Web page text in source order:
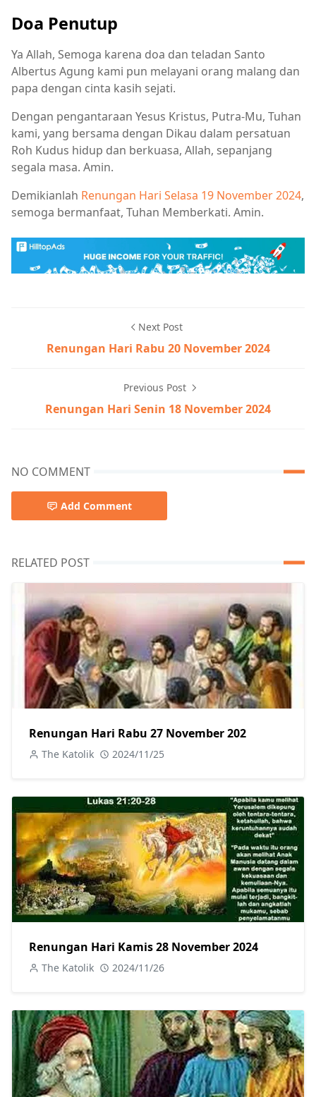
Doa Penutup
Ya Allah, Semoga karena doa dan teladan Santo
Albertus Agung kami pun melayani orang malang dan
papa dengan cinta kasih sejati.
Dengan pengantaraan Yesus Kristus, Putra-Mu, Tuhan
kami, yang bersama dengan Dikau dalam persatuan
Roh Kudus hidup dan berkuasa, Allah, sepanjang
segala masa. Amin.
Demikianlah Renungan Hari Selasa 19 November 2024,
semoga bermanfaat, Tuhan Memberkati. Amin.
Next Post
Renungan Hari Rabu 20 November 2024
Previous Post
Renungan Hari Senin 18 November 2024
NO COMMENT
Add Comment
RELATED POST
Renungan Hari Rabu 27 November 202
The Katolik 2024/11/25
Renungan Hari Kamis 28 November 2024
The Katolik 2024/11/26